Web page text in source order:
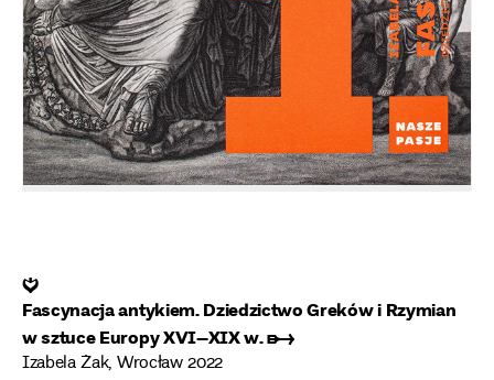
❦
Fascynacja antykiem. Dziedzictwo Greków i Rzymian
w sztuce Europy XVI–XIX w. ➸
Izabela Żak, Wrocław 2022